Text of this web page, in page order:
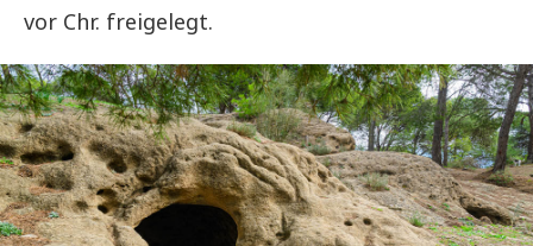
vor Chr. freigelegt.